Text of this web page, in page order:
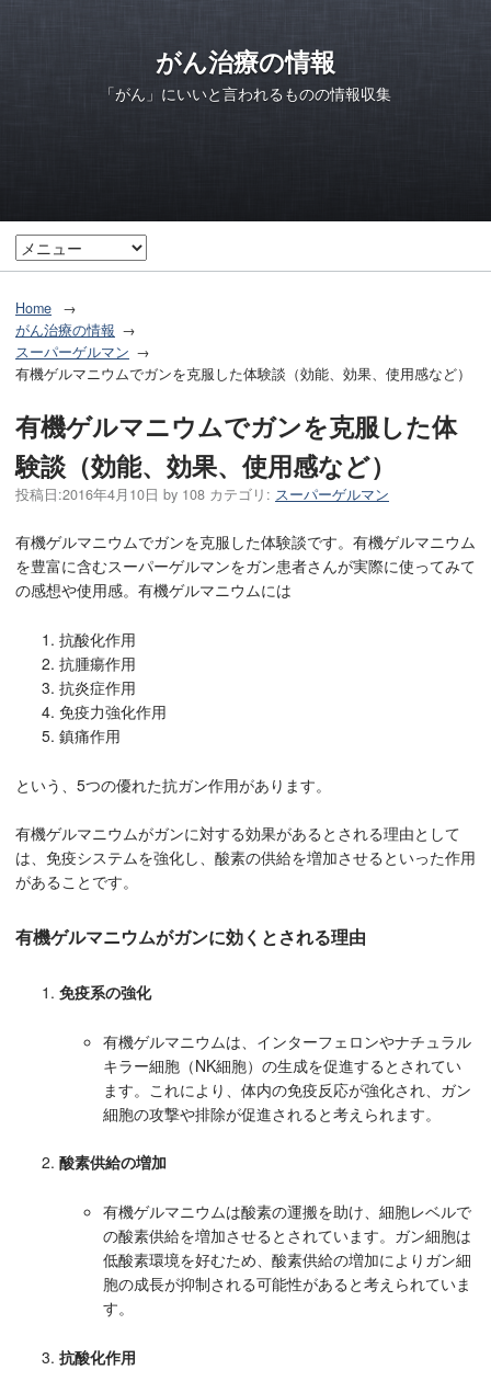
がん治療の情報
「がん」にいいと言われるものの情報収集
Home
がん治療の情報
スーパーゲルマン
有機ゲルマニウムでガンを克服した体験談（効能、効果、使用感など）
有機ゲルマニウムでガンを克服した体
験談（効能、効果、使用感など）
投稿日:2016年4月10日 by 108 カテゴリ: スーパーゲルマン
有機ゲルマニウムでガンを克服した体験談です。有機ゲルマニウム
を豊富に含むスーパーゲルマンをガン患者さんが実際に使ってみて
の感想や使用感。有機ゲルマニウムには
抗酸化作用
抗腫瘍作用
抗炎症作用
免疫力強化作用
鎮痛作用
という、5つの優れた抗ガン作用があります。
有機ゲルマニウムがガンに対する効果があるとされる理由として
は、免疫システムを強化し、酸素の供給を増加させるといった作用
があることです。
有機ゲルマニウムがガンに効くとされる理由
免疫系の強化
有機ゲルマニウムは、インターフェロンやナチュラル
キラー細胞（NK細胞）の生成を促進するとされてい
ます。これにより、体内の免疫反応が強化され、ガン
細胞の攻撃や排除が促進されると考えられます。
酸素供給の増加
有機ゲルマニウムは酸素の運搬を助け、細胞レベルで
の酸素供給を増加させるとされています。ガン細胞は
低酸素環境を好むため、酸素供給の増加によりガン細
胞の成長が抑制される可能性があると考えられていま
す。
抗酸化作用